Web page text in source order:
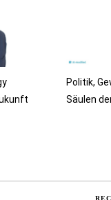
Politik,
Säulen